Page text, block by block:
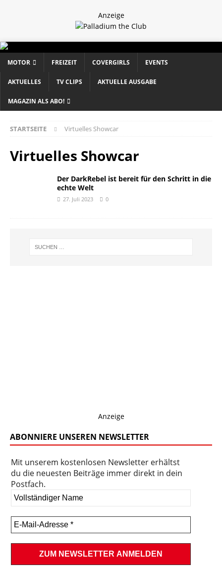
Anzeige
MOTOR FREIZEIT COVERGIRLS EVENTS
AKTUELLES TV CLIPS AKTUELLE AUSGABE
MAGAZIN ALS ABO!
STARTSEITE Virtuelles Showcar
Virtuelles Showcar
Der DarkRebel ist bereit für den Schritt in die
echte Welt
27. Juli 2023 0
Anzeige
ABONNIERE UNSEREN NEWSLETTER
Mit unserem kostenlosen Newsletter erhältst
du die neuesten Beiträge immer direkt in dein
Postfach.